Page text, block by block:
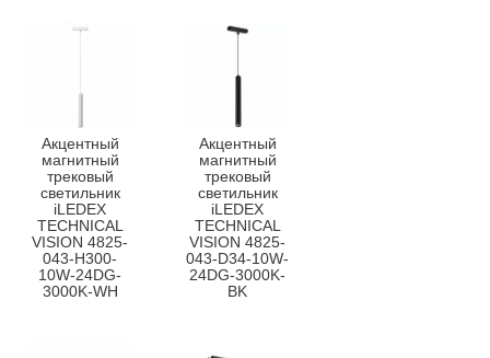
Акцентный
магнитный
трековый
светильник
iLEDEX
TECHNICAL
VISION 4825-
043-H300-
10W-24DG-
3000K-WH
Акцентный
магнитный
трековый
светильник
iLEDEX
TECHNICAL
VISION 4825-
043-D34-10W-
24DG-3000K-
BK